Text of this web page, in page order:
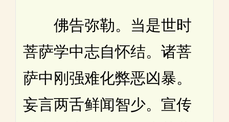
佛告弥勒。当是世时
菩萨学中志自怀结。诸菩
萨中刚强难化弊恶凶暴。
妄言两舌鲜闻智少。宣传